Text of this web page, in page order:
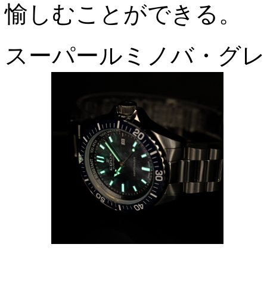
愉しむことができる。
スーパールミノバ・グ